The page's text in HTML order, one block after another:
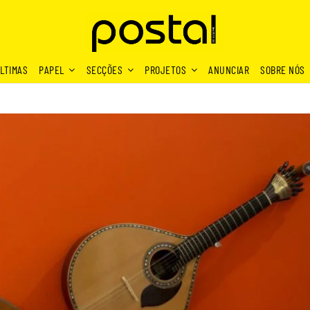
PAPEL SECÇÕES PROJETOS ANUNCIAR SOBRE NÓS